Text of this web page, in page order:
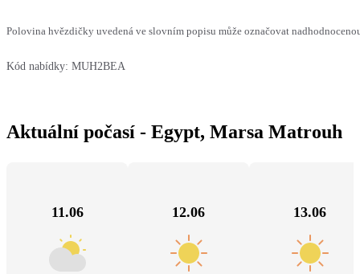
Polovina hvězdičky uvedená ve slovním popisu může označovat
Kód nabídky: MUH2BEA
Aktuální počasí - Egypt, Marsa Matrouh
11.06 12.06 13.06